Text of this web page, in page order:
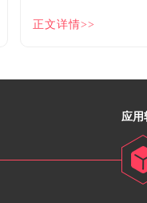
正文详情>>
应用